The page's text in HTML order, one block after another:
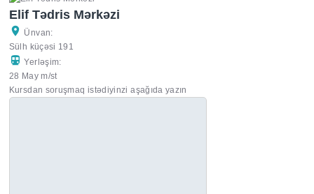
Elif Tədris Mərkəzi
Ünvan:
Sülh küçəsi 191
Yerləşim:
28 May m/st
Kursdan soruşmaq istədiyinzi aşağıda yazın